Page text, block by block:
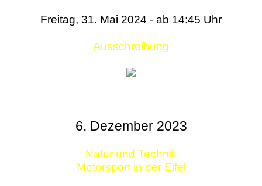
Freitag, 31. Mai 2024 - ab 14:45 Uhr
Ausschreibung
6. Dezember 2023
Natur und Technik
Motorsport in der Eifel